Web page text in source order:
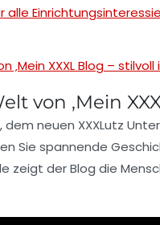
alle
‚Mein XXXL Blog –
von ‚Mein
, dem neuen XXXLutz
Sie spannende
zeigt der Blog die